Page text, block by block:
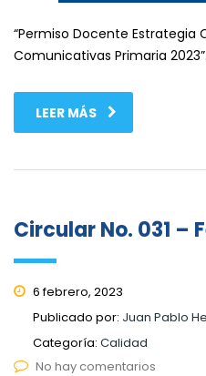
“Permiso Docente Estrategia
Comunicativas Primaria 2023”.
LEER MÁS
Circular No. 031 –
6 febrero, 2023
Publicado por: Juan Pablo
Categoría: Calidad
No hay comentarios